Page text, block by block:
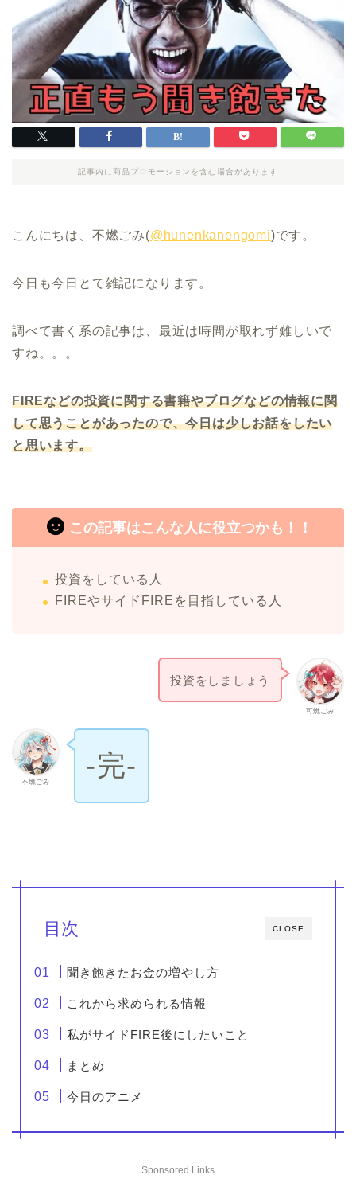
記事内に商品プロモーションを含む場合があります
こんにちは、不燃ごみ(@hunenkanengomi)です。
今日も今日とて雑記になります。
調べて書く系の記事は、最近は時間が取れず難しいで
すね。。。
FIREなどの投資に関する書籍やブログなどの情報に関
して思うことがあったので、今日は少しお話をしたい
と思います。
この記事はこんな人に役立つかも！！
投資をしている人
FIREやサイドFIREを目指している人
可燃ごみ
投資をしましょう
不燃ごみ
‐完‐
CLOSE
目次
聞き飽きたお金の増やし方
これから求められる情報
私がサイドFIRE後にしたいこと
まとめ
今日のアニメ
Sponsored Links